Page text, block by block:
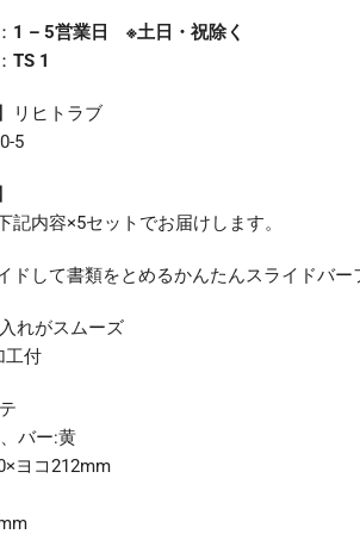
1 – 5営業日 ※土日・祝除く
TS 1
リヒトラブ
5
記内容×5セットでお届けします。
ドして書類をとめるかんたんスライドバー
れがスムーズ
工付
バー:黄
ヨコ212mm